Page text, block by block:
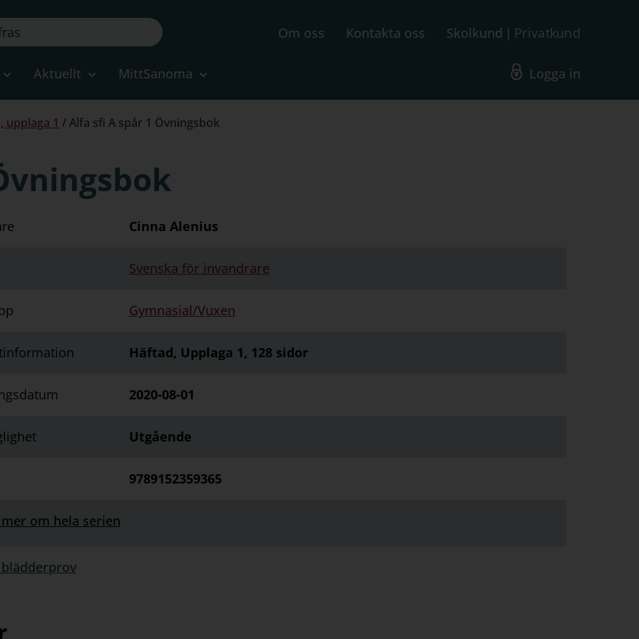
Om oss Kontakta oss Skolkund Privatkund
Aktuellt MittSanoma Logga in
upplaga 1 /Alfa sfi A spår 1 Övningsbok
Cinna Alenius
Svenska för invandrare
Gymnasial/Vuxen
Häftad, Upplaga 1, 128 sidor
2020-08-01
Utgående
9789152359365
mer om hela serien
blädderprov